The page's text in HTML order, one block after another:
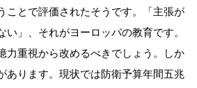
ことで評価されたそうです。「主張が
い」、それがヨーロッパの教育です。
力重視から改めるべきでしょう。しか
あります。現状では防衛予算年間五兆